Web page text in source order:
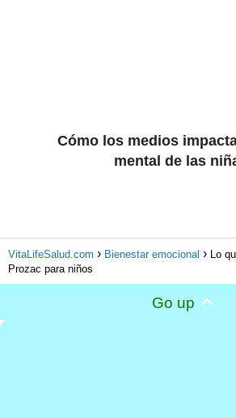
Cómo los medios
mental de las
VitaLifeSalud.com Bienestar emocional
Lo
Prozac para niños
Go up